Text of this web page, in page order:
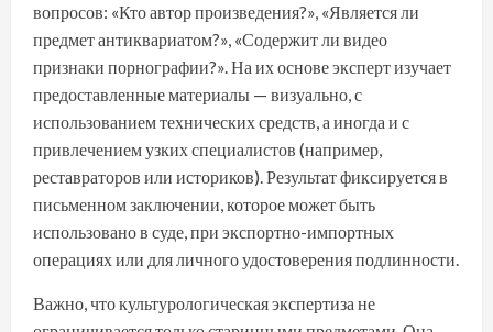
вопросов: «Кто автор произведения?», «Является ли
предмет антиквариатом?», «Содержит ли видео
признаки порнографии?». На их основе эксперт изучает
предоставленные материалы — визуально, с
использованием технических средств, а иногда и с
привлечением узких специалистов (например,
реставраторов или историков). Результат фиксируется в
письменном заключении, которое может быть
использовано в суде, при экспортно-импортных
операциях или для личного удостоверения подлинности.
Важно, что культурологическая экспертиза не